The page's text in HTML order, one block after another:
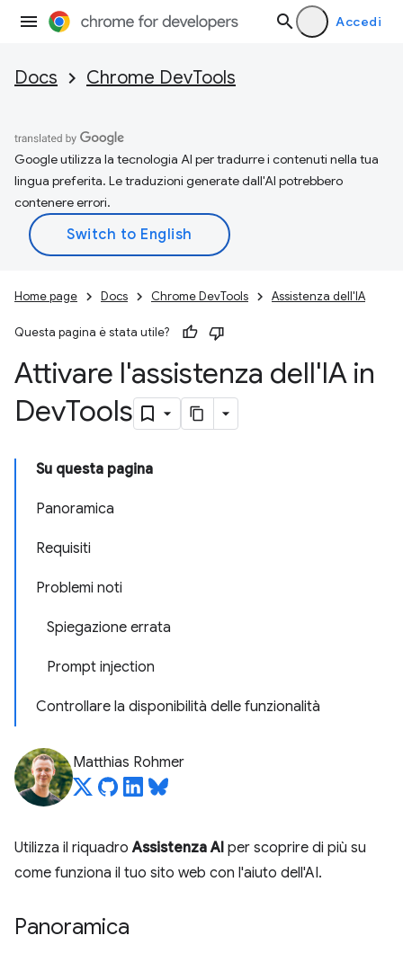
Accedi
Docs Chrome DevTools
Google utilizza la tecnologia AI per tradurre i contenuti nella tua
lingua preferita. Le traduzioni generate dall'AI potrebbero
contenere errori.
Home page Docs Chrome DevTools Assistenza dell'IA
Questa pagina è stata utile?
Attivare l'assistenza dell'IA in
DevTools
Su questa pagina
Panoramica
Requisiti
Problemi noti
Spiegazione errata
Prompt injection
Controllare la disponibilità delle funzionalità
Matthias Rohmer
Utilizza il riquadroAssistenza AI per scoprire di più su
come funziona il tuo sito web con l'aiuto dell'AI.
Panoramica